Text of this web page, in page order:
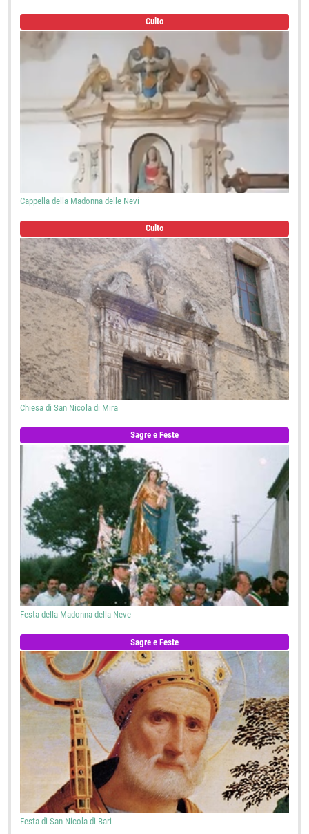
Culto
Cappella della Madonna delle Nevi
Culto
Chiesa di San Nicola di Mira
Sagre e Feste
Festa della Madonna della Neve
Sagre e Feste
Festa di San Nicola di Bari